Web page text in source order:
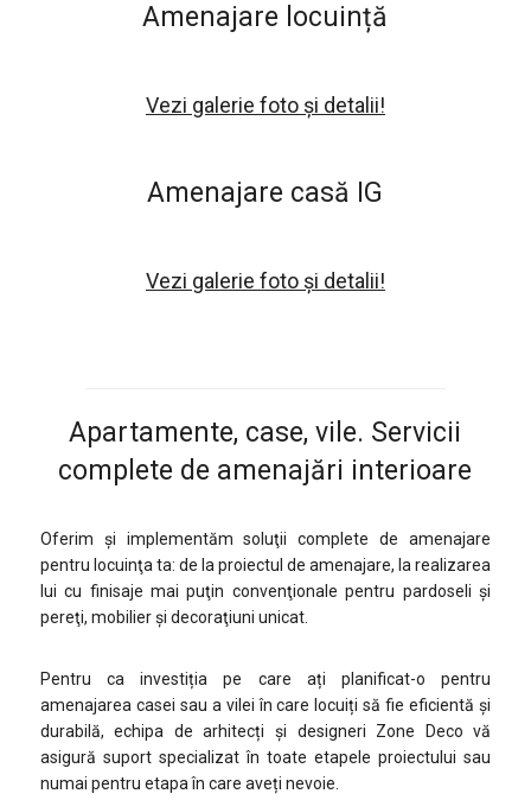
Amenajare locuință
Vezi galerie foto și detalii!
Amenajare casă IG
Vezi galerie foto și detalii!
Apartamente, case, vile. Servicii
complete de amenajări interioare
Oferim şi implementăm soluţii complete de amenajare
pentru locuinţa ta: de la proiectul de amenajare, la realizarea
lui cu finisaje mai puţin convenţionale pentru pardoseli şi
pereţi, mobilier şi decoraţiuni unicat.
Pentru ca investiția pe care ați planificat-o pentru
amenajarea casei sau a vilei în care locuiți să fie eficientă și
durabilă, echipa de arhitecți și designeri Zone Deco vă
asigură suport specializat în toate etapele proiectului sau
numai pentru etapa în care aveți nevoie.